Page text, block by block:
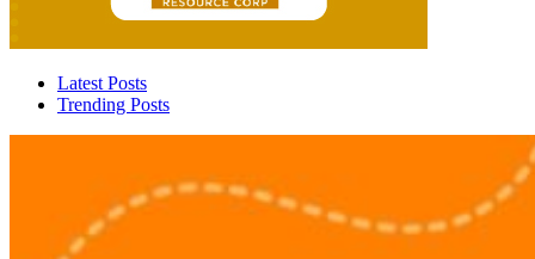
Latest Posts
Trending Posts